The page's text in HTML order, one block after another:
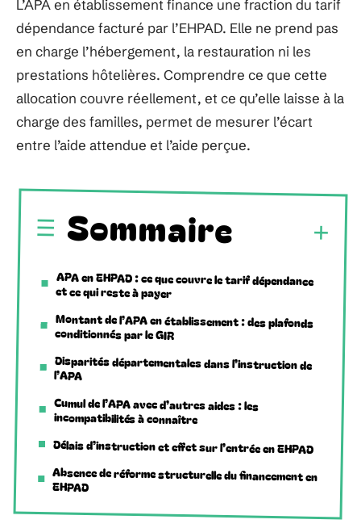
L’APA en établissement finance une fraction du tarif
dépendance facturé par l’EHPAD. Elle ne prend pas
en charge l’hébergement, la restauration ni les
prestations hôtelières. Comprendre ce que cette
allocation couvre réellement, et ce qu’elle laisse à la
charge des familles, permet de mesurer l’écart
entre l’aide attendue et l’aide perçue.
Sommaire
APA en EHPAD : ce que couvre le tarif dépendance
et ce qui reste à payer
Montant de l’APA en établissement : des plafonds
conditionnés par le GIR
Disparités départementales dans l’instruction de
l’APA
Cumul de l’APA avec d’autres aides : les
incompatibilités à connaître
Délais d’instruction et effet sur l’entrée en EHPAD
Absence de réforme structurelle du financement en
EHPAD